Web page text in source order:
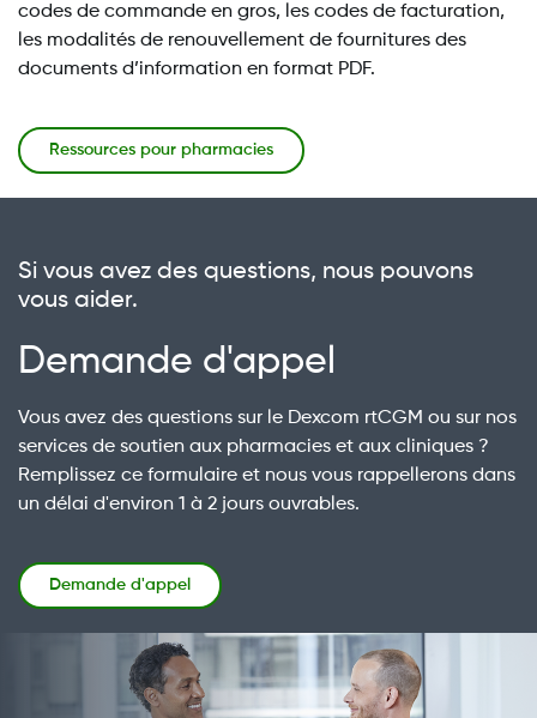
codes de commande en gros, les codes de facturation,
les modalités de renouvellement de fournitures des
documents d’information en format PDF.
Ressources pour pharmacies
Si vous avez des questions, nous pouvons
vous aider.
Demande d'appel
Vous avez des questions sur le Dexcom rtCGM ou sur nos
services de soutien aux pharmacies et aux cliniques ?
Remplissez ce formulaire et nous vous rappellerons dans
un délai d'environ 1 à 2 jours ouvrables.
Demande d'appel